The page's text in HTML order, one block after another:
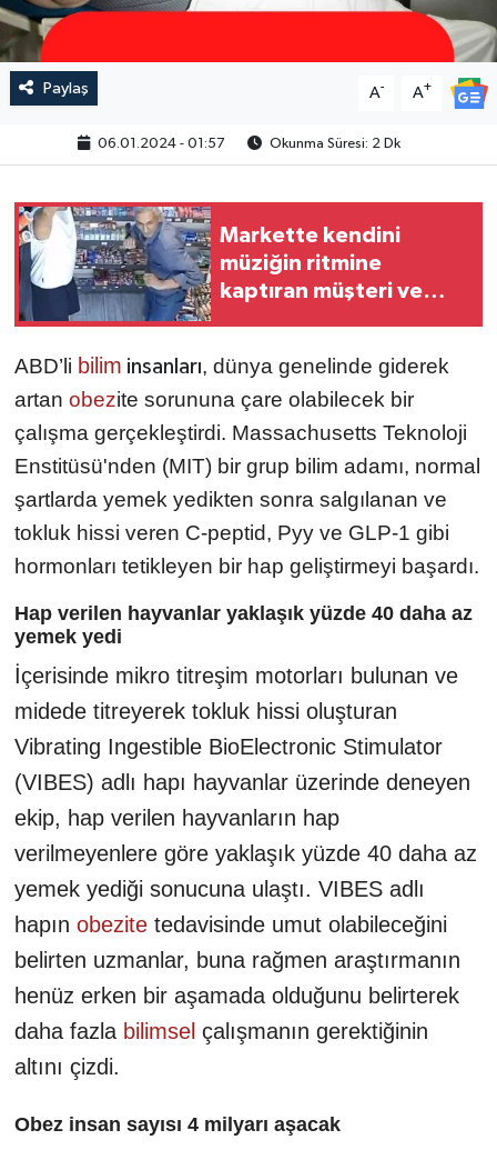
Paylaş A- A+
06.01.2024 - 01:57 Okunma Süresi: 2 Dk
Markette kendini
müziğin ritmine
kaptıran müşteri ve
ABD’li bilim insanları, dünya genelinde giderek
artan obezite sorununa çare olabilecek bir
çalışma gerçekleştirdi. Massachusetts Teknoloji
Enstitüsü'nden (MIT) bir grup bilim adamı, normal
şartlarda yemek yedikten sonra salgılanan ve
tokluk hissi veren C-peptid, Pyy ve GLP-1 gibi
hormonları tetikleyen bir hap geliştirmeyi başardı.
Hap verilen hayvanlar yaklaşık yüzde 40 daha az
yemek yedi
İçerisinde mikro titreşim motorları bulunan ve
midede titreyerek tokluk hissi oluşturan
Vibrating Ingestible BioElectronic Stimulator
(VIBES) adlı hapı hayvanlar üzerinde deneyen
ekip, hap verilen hayvanların hap
verilmeyenlere göre yaklaşık yüzde 40 daha az
yemek yediği sonucuna ulaştı. VIBES adlı
hapın obezitetedavisinde umut olabileceğini
belirten uzmanlar, buna rağmen araştırmanın
henüz erken bir aşamada olduğunu belirterek
daha fazla bilimsel çalışmanın gerektiğinin
altını çizdi.
Obez insan sayısı 4 milyarı aşacak